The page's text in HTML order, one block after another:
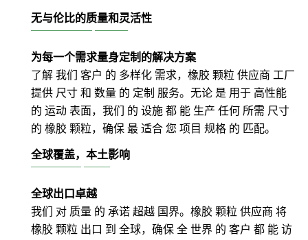
无与伦比的质量和灵活性
为每一个需求量身定制的解决方案
了解 我们 客户 的 多样化 需求，橡胶 颗粒 供应商 工厂
提供 尺寸 和 数量 的 定制 服务。无论 是 用于 高性能
的 运动 表面，我们 的 设施 都 能 生产 任何 所需 尺寸
的 橡胶 颗粒，确保 最 适合 您 项目 规格 的 匹配。
全球覆盖，本土影响
全球出口卓越
我们 对 质量 的 承诺 超越 国界。橡胶 颗粒 供应商 将
橡胶 颗粒 出口 到 全球，确保 全 世界 的 客户 都 能 访